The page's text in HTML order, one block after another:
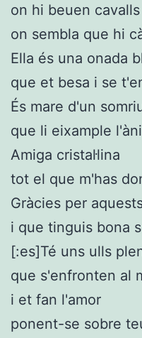
on hi beuen
on sembla que hi
Ella és una onada
que et besa i se
És mare d'un
que li eixample
Amiga cristal·lina
tot el que m'has
Gràcies per
i que tinguis bona
[:es]Té uns ulls
que s'enfronten al
i et fan l'amor
ponent-se sobre